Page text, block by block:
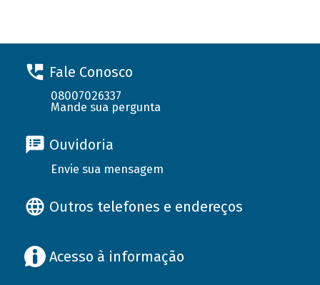
Fale Conosco
08007026337
Mande sua pergunta
Ouvidoria
Envie sua mensagem
Outros telefones e endereços
Acesso à informação